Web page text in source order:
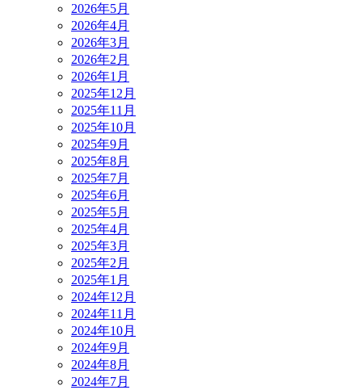
2026年5月
2026年4月
2026年3月
2026年2月
2026年1月
2025年12月
2025年11月
2025年10月
2025年9月
2025年8月
2025年7月
2025年6月
2025年5月
2025年4月
2025年3月
2025年2月
2025年1月
2024年12月
2024年11月
2024年10月
2024年9月
2024年8月
2024年7月